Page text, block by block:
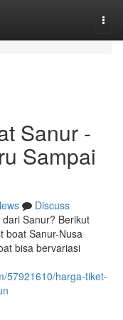
Sanur -
Sampai
Discuss
Sanur? Berikut
boat Sanur-Nusa
bisa bervariasi
57921610/harga-tiket-